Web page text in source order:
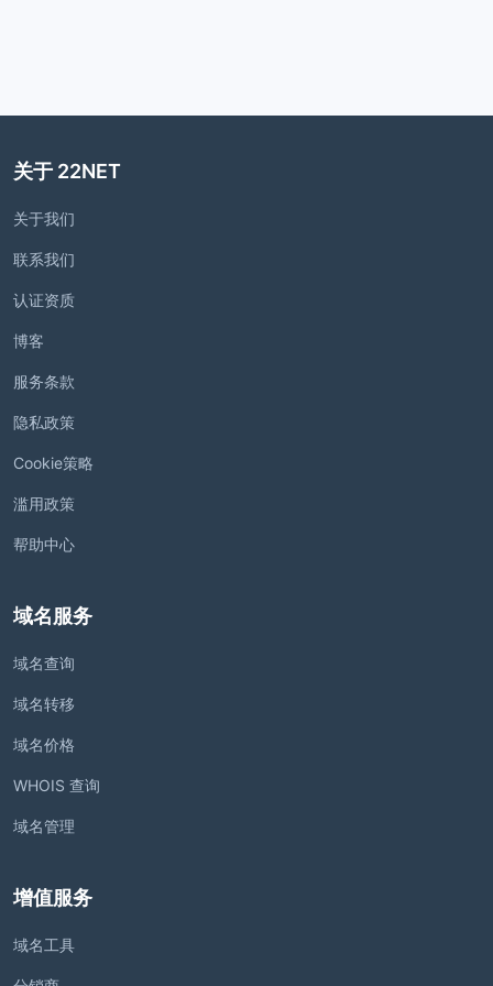
关于 22NET
关于我们
联系我们
认证资质
博客
服务条款
隐私政策
Cookie策略
滥用政策
帮助中心
域名服务
域名查询
域名转移
域名价格
WHOIS 查询
域名管理
增值服务
域名工具